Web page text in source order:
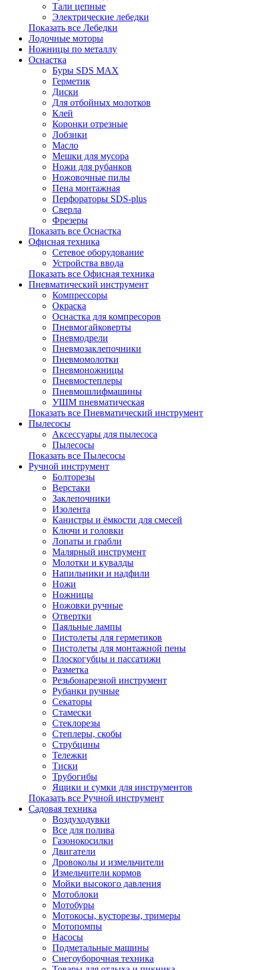
Тали цепные
Электрические лебедки
Показать все Лебедки
Лодочные моторы
Ножницы по металлу
Оснастка
Буры SDS MAX
Герметик
Диски
Для отбойных молотков
Клей
Коронки отрезные
Лобзики
Масло
Мешки для мусора
Ножи для рубанков
Ножовочные пилы
Пена монтажная
Перфораторы SDS-plus
Сверла
Фрезеры
Показать все Оснастка
Офисная техника
Сетевое оборудование
Устройства ввода
Показать все Офисная техника
Пневматический инструмент
Компрессоры
Окраска
Оснастка для компресоров
Пневмогайковерты
Пневмодрели
Пневмозаклепочники
Пневмомолотки
Пневмоножницы
Пневмостеплеры
Пневмошлифмашины
УШМ пневматическая
Показать все Пневматический инструмент
Пылесосы
Аксессуары для пылесоса
Пылесосы
Показать все Пылесосы
Ручной инструмент
Болторезы
Верстаки
Заклепочники
Изолента
Канистры и ёмкости для смесей
Ключи и головки
Лопаты и грабли
Малярный инструмент
Молотки и кувалды
Напильники и надфили
Ножи
Ножницы
Ножовки ручные
Отвертки
Паяльные лампы
Пистолеты для герметиков
Пистолеты для монтажной пены
Плоскогубцы и пассатижи
Разметка
Резьбонарезной инструмент
Рубанки ручные
Секаторы
Стамески
Стеклорезы
Степлеры, скобы
Струбцины
Тележки
Тиски
Трубогибы
Ящики и сумки для инструментов
Показать все Ручной инструмент
Садовая техника
Воздуходувки
Все для полива
Газонокосилки
Двигатели
Дровоколы и измельчители
Измельчители кормов
Мойки высокого давления
Мотоблоки
Мотобуры
Мотокосы, кусторезы, тримеры
Мотопомпы
Насосы
Подметальные машины
Снегоуборочная техника